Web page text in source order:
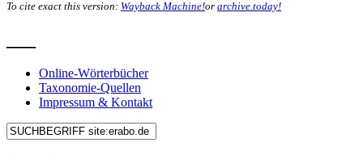
To cite exact this version: Wayback Machine!or archive.today!
Online-Wörterbücher
Taxonomie-Quellen
Impressum & Kontakt